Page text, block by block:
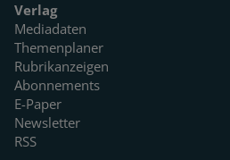
Verlag
Mediadaten
Themenplaner
Rubrikanzeigen
Abonnements
E-Paper
Newsletter
RSS